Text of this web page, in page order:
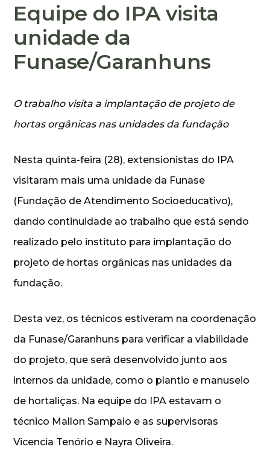
Equipe do IPA visita
unidade da
Funase/Garanhuns
O trabalho visita a implantação de projeto de
hortas orgânicas nas unidades da fundação
Nesta quinta-feira (28), extensionistas do IPA
visitaram mais uma unidade da Funase
(Fundação de Atendimento Socioeducativo),
dando continuidade ao trabalho que está sendo
realizado pelo instituto para implantação do
projeto de hortas orgânicas nas unidades da
fundação.
Desta vez, os técnicos estiveram na coordenação
da Funase/Garanhuns para verificar a viabilidade
do projeto, que será desenvolvido junto aos
internos da unidade, como o plantio e manuseio
de hortaliças. Na equipe do IPA estavam o
técnico Mallon Sampaio e as supervisoras
Vicencia Tenório e Nayra Oliveira.